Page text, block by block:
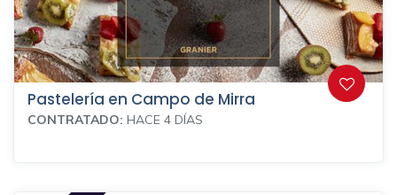
Pastelería en Campo de Mirra
CONTRATADO: HACE 4 DÍAS